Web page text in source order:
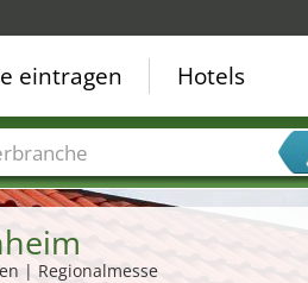
| Regionalmesse
eintragen Hotels